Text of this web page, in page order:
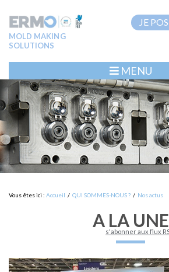
MOLD MAKING
SOLUTIONS
JE
MENU
Vous êtes ici : Accueil / QUI SOMMES-NOUS ? / Nos actus
A LA UNE
s'abonner aux flux